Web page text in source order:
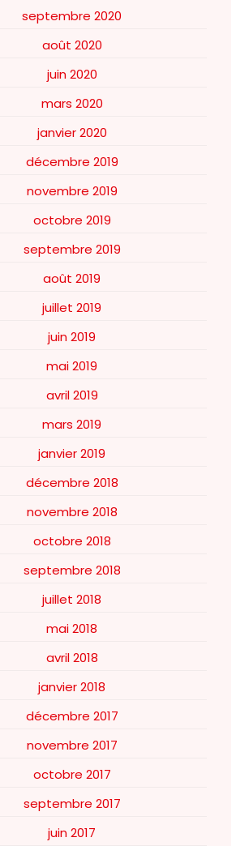
septembre 2020
août 2020
juin 2020
mars 2020
janvier 2020
décembre 2019
novembre 2019
octobre 2019
septembre 2019
août 2019
juillet 2019
juin 2019
mai 2019
avril 2019
mars 2019
janvier 2019
décembre 2018
novembre 2018
octobre 2018
septembre 2018
juillet 2018
mai 2018
avril 2018
janvier 2018
décembre 2017
novembre 2017
octobre 2017
septembre 2017
juin 2017